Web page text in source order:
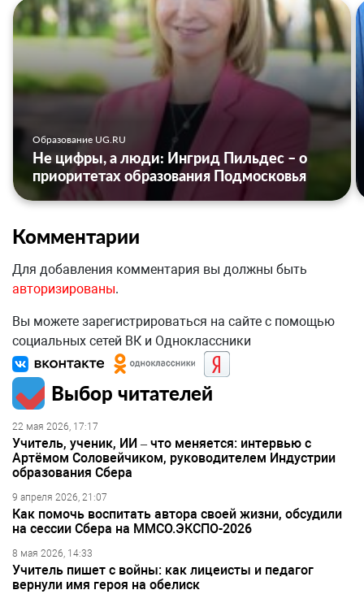
Образование UG.RU
Не цифры, а люди: Ингрид Пильдес – о
приоритетах образования Подмосковья
Комментарии
Для добавления комментария вы должны быть
авторизированы.
Вы можете зарегистрироваться на сайте с помощью
социальных сетей ВК и Одноклассники
Выбор читателей
22 мая 2026, 17:17
Учитель, ученик, ИИ – что меняется: интервью с
Артёмом Соловейчиком, руководителем Индустрии
образования Сбера
9 апреля 2026, 21:07
Как помочь воспитать автора своей жизни, обсудили
на сессии Сбера на ММСО.ЭКСПО-2026
8 мая 2026, 14:33
Учитель пишет с войны: как лицеисты и педагог
вернули имя героя на обелиск